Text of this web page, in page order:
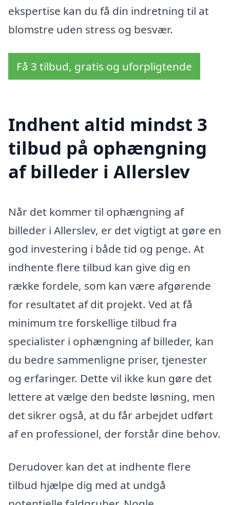
ekspertise kan du få din indretning til at
blomstre uden stress og besvær.
Få 3 tilbud, gratis og uforpligtende
Indhent altid mindst 3
tilbud på ophængning
af billeder i Allerslev
Når det kommer til ophængning af
billeder i Allerslev, er det vigtigt at gøre en
god investering i både tid og penge. At
indhente flere tilbud kan give dig en
række fordele, som kan være afgørende
for resultatet af dit projekt. Ved at få
minimum tre forskellige tilbud fra
specialister i ophængning af billeder, kan
du bedre sammenligne priser, tjenester
og erfaringer. Dette vil ikke kun gøre det
lettere at vælge den bedste løsning, men
det sikrer også, at du får arbejdet udført
af en professionel, der forstår dine behov.
Derudover kan det at indhente flere
tilbud hjælpe dig med at undgå